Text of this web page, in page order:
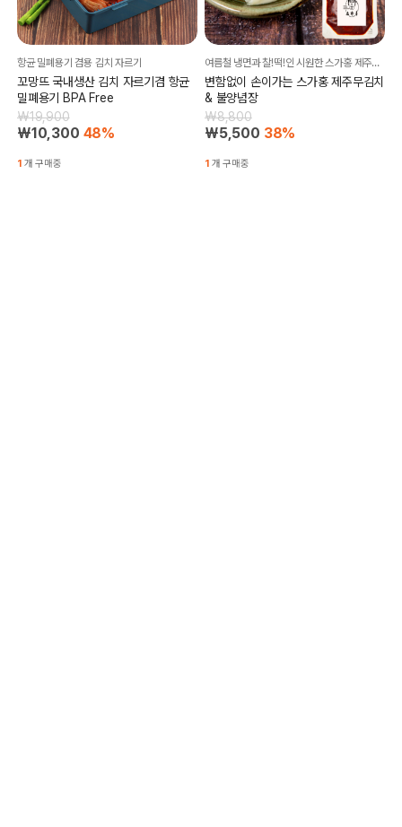
항균 밀폐용기 겸용 김치 자르기
꼬망뜨 국내생산 김치 자르기겸 항균
밀폐용기 BPA Free
₩19,900
₩10,300 48%
1 개 구매중
여름철 냉면과 찰!떡!인 시원한 스가홍 제주무김치~
변함없이 손이가는 스가홍 제주무김치
& 불양념장
₩8,800
₩5,500 38%
1 개 구매중